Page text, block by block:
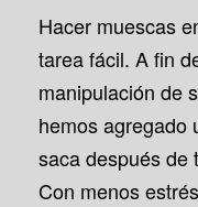
Hacer muescas
tarea fácil. A fin
manipulación de
hemos agregado
saca después de
Con menos